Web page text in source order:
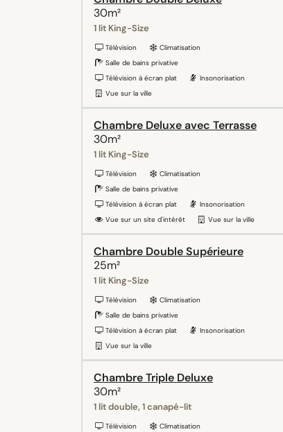
30m²
1 lit King-Size
Télévision
Climatisation
Salle de bains privative
Télévision à écran plat
Insonorisation
Vue sur la ville
Chambre Deluxe avec Terrasse
30m²
1 lit King-Size
Télévision
Climatisation
Salle de bains privative
Télévision à écran plat
Insonorisation
Vue sur un site d'intérêt
Vue sur la ville
Chambre Double Supérieure
25m²
1 lit King-Size
Télévision
Climatisation
Salle de bains privative
Télévision à écran plat
Insonorisation
Vue sur la ville
Chambre Triple Deluxe
30m²
1 lit double, 1 canapé-lit
Télévision
Climatisation